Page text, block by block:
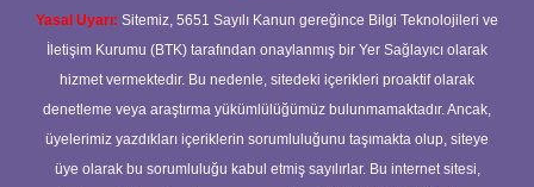
Yasal Uyarı: Sitemiz, 5651 Sayılı Kanun gereğince Bilgi Teknolojileri ve
İletişim Kurumu (BTK) tarafından onaylanmış bir Yer Sağlayıcı olarak
hizmet vermektedir. Bu nedenle, sitedeki içerikleri proaktif olarak
denetleme veya araştırma yükümlülüğümüz bulunmamaktadır. Ancak,
üyelerimiz yazdıkları içeriklerin sorumluluğunu taşımakta olup, siteye
üye olarak bu sorumluluğu kabul etmiş sayılırlar. Bu internet sitesi,